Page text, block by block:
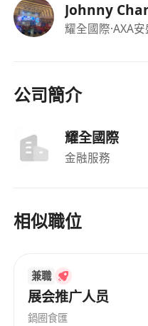
士、中產家庭等）
計分階段信任沉澱
性、動態標版、字
級品質標準
工作要求
先，需提供代表作
熟悉視頻號生態與
據驅動決策能力
具備扎實的編導功
剪輯軟體（如剪映
Johnny
耀全國際·AXA
公司簡介
耀全國際
金融服務
相似職位
兼職
展会推广人员
鍋圈食匯